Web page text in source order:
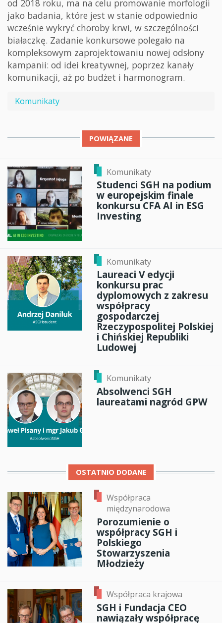
od 2018 roku, ma na celu promowanie morfologii
jako badania, które jest w stanie odpowiednio
wcześnie wykryć choroby krwi, w szczególności
białaczkę. Zadanie konkursowe polegało na
kompleksowym zaprojektowaniu nowej odsłony
kampanii: od idei kreatywnej, poprzez kanały
komunikacji, aż po budżet i harmonogram.
Komunikaty
POWIĄZANE
Komunikaty
Studenci SGH na podium
w europejskim finale
konkursu CFA AI in ESG
Investing
Komunikaty
Laureaci V edycji
konkursu prac
dyplomowych z zakresu
współpracy
gospodarczej
Rzeczypospolitej Polskiej
i Chińskiej Republiki
Ludowej
Komunikaty
Absolwenci SGH
laureatami nagród GPW
OSTATNIO DODANE
Współpraca
międzynarodowa
Porozumienie o
współpracy SGH i
Polskiego
Stowarzyszenia
Młodzieży
Współpraca krajowa
SGH i Fundacja CEO
nawiązały współpracę